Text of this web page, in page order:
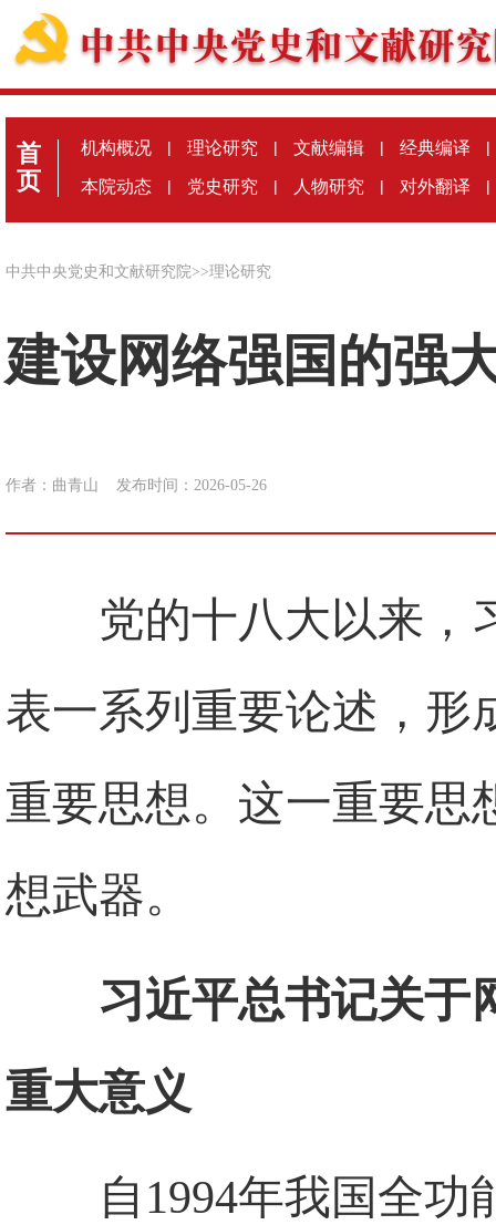
首
页
机构概况 | 理论研究 | 文献编辑 | 经典编译 |
本院动态 | 党史研究 | 人物研究 | 对外翻译 |
中共中央党史和文献研究院>>理论研究
建设网络强国的强
作者：曲青山 发布时间：2026-05-26
党的十八大以来，
表一系列重要论述，形
重要思想。这一重要思
想武器。
习近平总书记关于
重大意义
自1994年我国全